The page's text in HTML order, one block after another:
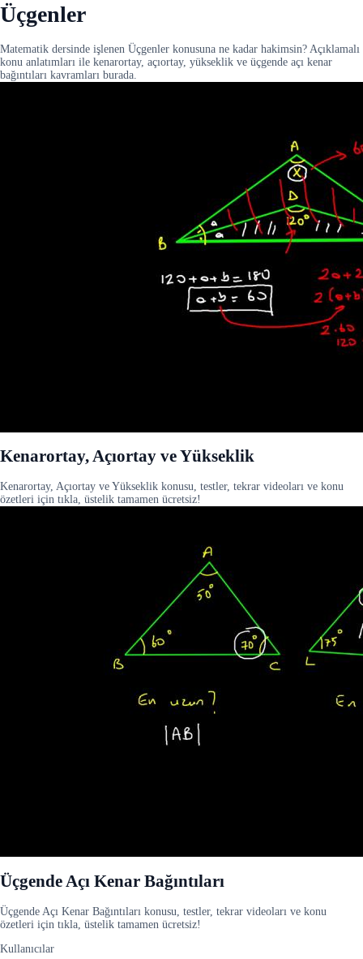
Üçgenler
Matematik dersinde işlenen Üçgenler konusuna ne kadar hakimsin? Açıklamalı
konu anlatımları ile kenarortay, açıortay, yükseklik ve üçgende açı kenar
bağıntıları kavramları burada.
Kenarortay, Açıortay ve Yükseklik
Kenarortay, Açıortay ve Yükseklik konusu, testler, tekrar videoları ve konu
özetleri için tıkla, üstelik tamamen ücretsiz!
Üçgende Açı Kenar Bağıntıları
Üçgende Açı Kenar Bağıntıları konusu, testler, tekrar videoları ve konu
özetleri için tıkla, üstelik tamamen ücretsiz!
Kullanıcılar